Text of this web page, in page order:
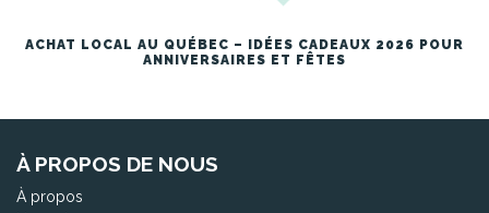
ACHAT LOCAL AU QUÉBEC – IDÉES CADEAUX 2026 POUR
ANNIVERSAIRES ET FÊTES
À PROPOS DE NOUS
À propos